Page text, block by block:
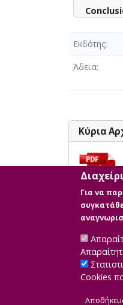
Εκδότης
Άδεια
Κύρια
Για να
Cookies